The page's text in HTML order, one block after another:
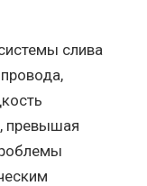
слива
превышая